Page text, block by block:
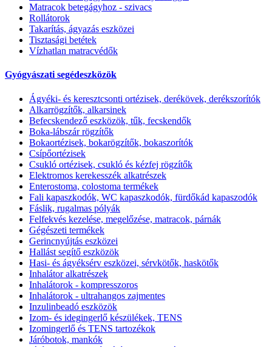
Matracok betegágyhoz - szivacs
Rollátorok
Takarítás, ágyazás eszközei
Tisztasági betétek
Vízhatlan matracvédők
Gyógyászati segédeszközök
Ágyéki- és keresztcsonti ortézisek, derékövek, derékszorítók
Alkarrögzítők, alkarsinek
Befecskendező eszközök, tűk, fecskendők
Boka-lábszár rögzítők
Bokaortézisek, bokarögzítők, bokaszorítók
Csípőortézisek
Csukló ortézisek, csukló és kézfej rögzítők
Elektromos kerekesszék alkatrészek
Enterostoma, colostoma termékek
Fali kapaszkodók, WC kapaszkodók, fürdőkád kapaszodók
Fáslik, rugalmas pólyák
Felfekvés kezelése, megelőzése, matracok, párnák
Gégészeti termékek
Gerincnyújtás eszközei
Hallást segítő eszközök
Hasi- és ágyéksérv eszközei, sérvkötők, haskötők
Inhalátor alkatrészek
Inhalátorok - kompresszoros
Inhalátorok - ultrahangos zajmentes
Inzulinbeadó eszközök
Izom- és idegingerlő készülékek, TENS
Izomingerlő és TENS tartozékok
Járóbotok, mankók